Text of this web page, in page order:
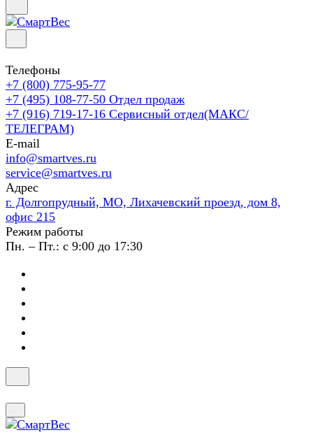
Телефоны
+7 (800) 775-95-77
+7 (495) 108-77-50 Отдел продаж
+7 (916) 719-17-16 Сервисный отдел(МАКС/
ТЕЛЕГРАМ)
E-mail
info@smartves.ru
service@smartves.ru
Адрес
г. Долгопрудный, МО, Лихачевский проезд, дом 8,
офис 215
Режим работы
Пн. – Пт.: с 9:00 до 17:30